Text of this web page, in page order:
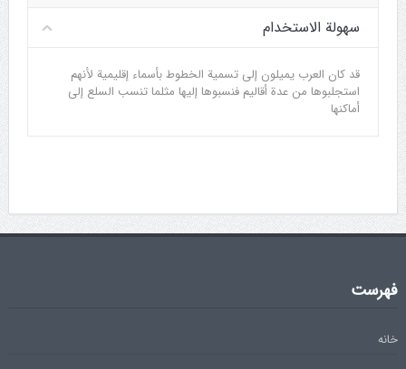
سهولة الاستخدام
قد كان العرب يميلون إلى تسمية الخطوط بأسماء إقليمية لأنهم
استجلبوها من عدة أقاليم فنسبوها إليها مثلما تنسب السلع إلى
أماكنها
فهرست
خانه